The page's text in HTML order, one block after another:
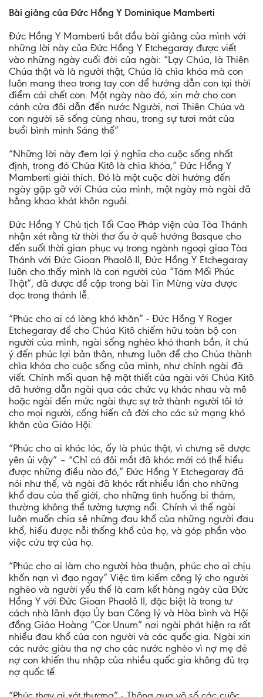
Bài giảng của Đức Hồng Y Dominique Mamberti
Đức Hồng Y Mamberti bắt đầu bài giảng của mình với
những lời này của Đức Hồng Y Etchegaray được viết
vào những ngày cuối đời của ngài: “Lạy Chúa, là Thiên
Chúa thật và là người thật, Chúa là chìa khóa mà con
luôn mang theo trong tay con để hướng dẫn con tại thời
điểm cái chết con. Một ngày nào đó, xin mở cho con
cánh cửa đôi dẫn đến nước Người, nơi Thiên Chúa và
con người sẽ sống cùng nhau, trong sự tươi mát của
buổi bình minh Sáng thế”
“Những lời này đem lại ý nghĩa cho cuộc sống nhất
định, trong đó Chúa Kitô là chìa khóa,” Đức Hồng Y
Mamberti giải thích. Đó là một cuộc đời hướng đến
ngày gặp gỡ với Chúa của mình, một ngày mà ngài đã
hằng khao khát khôn nguôi.
Đức Hồng Y Chủ tịch Tối Cao Pháp viện của Tòa Thánh
nhận xét rằng từ thời thơ ấu ở quê hướng Basque cho
đến suốt thời gian phục vụ trong ngành ngoại giao Tòa
Thánh với Đức Gioan Phaolô II, Đức Hồng Y Etchegaray
luôn cho thấy mình là con người của “Tám Mối Phúc
Thật”, đã được đề cập trong bài Tin Mừng vừa được
đọc trong thánh lễ.
“Phúc cho ai có lòng khó khăn” - Đức Hồng Y Roger
Etchegaray để cho Chúa Kitô chiếm hữu toàn bộ con
người của mình, ngài sống nghèo khó thanh bần, ít chú
ý đến phúc lợi bản thân, nhưng luôn để cho Chúa thành
chìa khóa cho cuộc sống của mình, như chính ngài đã
viết. Chính mối quan hệ mật thiết của ngài với Chúa Kitô
đã hướng dẫn ngài qua các chức vụ khác nhau và mê
hoặc ngài đến mức ngài thực sự trở thành người tôi tớ
cho mọi người, cống hiến cả đời cho các sứ mạng khó
khăn của Giáo Hội.
“Phúc cho ai khóc lóc, ấy là phúc thật, vì chưng sẽ được
yên ủi vậy” – “Chỉ có đôi mắt đã khóc mới có thể hiểu
được những điều nào đó,” Đức Hồng Y Etchegaray đã
nói như thế, và ngài đã khóc rất nhiều lần cho những
khổ đau của thế giới, cho những tình huống bi thảm,
thường không thể tưởng tượng nổi. Chính vì thế ngài
luôn muốn chia sẻ những đau khổ của những người đau
khổ, hiểu được nỗi thống khổ của họ, và góp phần vào
việc cứu trợ của họ.
“Phúc cho ai làm cho người hòa thuận, phúc cho ai chịu
khốn nạn vì đạo ngay” Việc tìm kiếm công lý cho người
nghèo và người yếu thế là cam kết hàng ngày của Đức
Hồng Y với Đức Gioan Phaolô II, đặc biệt là trong tư
cách nhà lãnh đạo Ủy ban Công lý và Hòa bình và Hội
đồng Giáo Hoàng “Cor Unum” nơi ngài phát hiện ra rất
nhiều đau khổ của con người và các quốc gia. Ngài xin
các nước giàu tha nợ cho các nước nghèo vì nợ mẹ đẻ
nợ con khiến thu nhập của nhiều quốc gia không đủ trạ
nợ quốc tế.